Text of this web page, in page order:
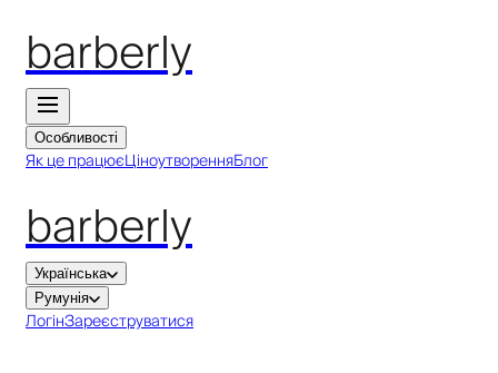
barberly
Особливості
Як це працюєЦіноутворенняБлог
barberly
Українська
Румунія
ЛогінЗареєструватися